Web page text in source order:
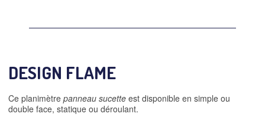
DESIGN FLAME
Ce planimètre panneau sucette est disponible en simple ou
double face, statique ou déroulant.